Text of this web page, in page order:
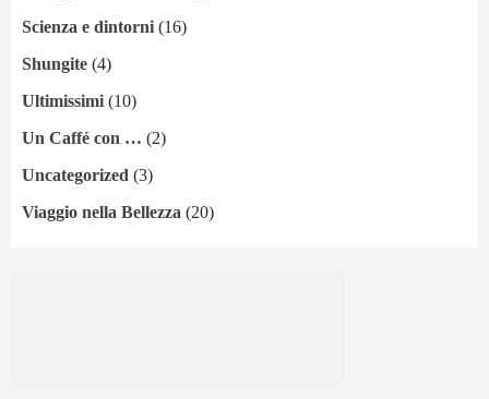
Scienza e dintorni (16)
Shungite (4)
Ultimissimi (10)
Un Caffé con … (2)
Uncategorized (3)
Viaggio nella Bellezza (20)